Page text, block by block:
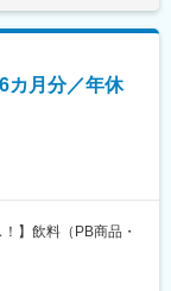
案力がキャリアに
統括するブロック
、マネジメントへ
月～6ヶ月かけて
カ月分／年休
】飲料（PB商品・